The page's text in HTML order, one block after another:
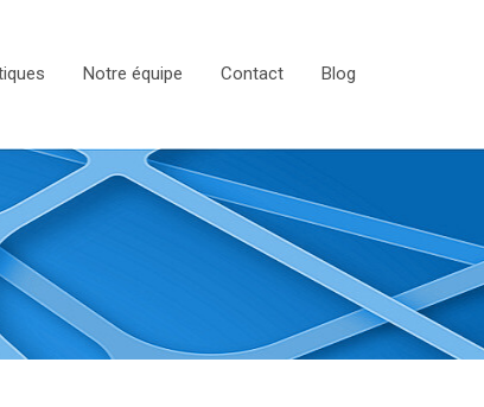
Notre équipe Contact Blog